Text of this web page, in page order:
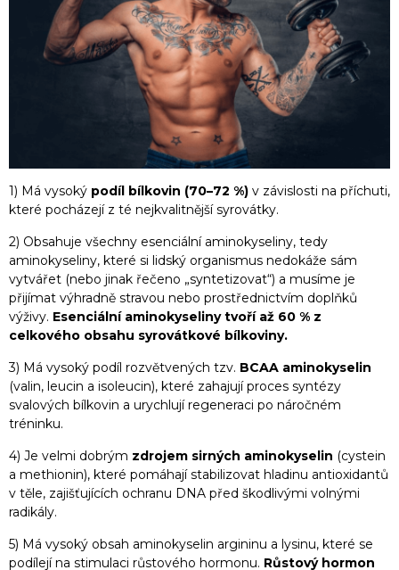
1) Má vysoký podíl bílkovin (70–72 %) v závislosti na příchuti,
které pocházejí z té nejkvalitnější syrovátky.
2) Obsahuje všechny esenciální aminokyseliny, tedy
aminokyseliny, které si lidský organismus nedokáže sám
vytvářet (nebo jinak řečeno „syntetizovat“) a musíme je
přijímat výhradně stravou nebo prostřednictvím doplňků
výživy. Esenciální aminokyseliny tvoří až 60 % z
celkového obsahu syrovátkové bílkoviny.
3) Má vysoký podíl rozvětvených tzv. BCAA aminokyselin
(valin, leucin a isoleucin), které zahajují proces syntézy
svalových bílkovin a urychlují regeneraci po náročném
tréninku.
4) Je velmi dobrým zdrojem sirných aminokyselin (cystein
a methionin), které pomáhají stabilizovat hladinu antioxidantů
v těle, zajišťujících ochranu DNA před škodlivými volnými
radikály.
5) Má vysoký obsah aminokyselin argininu a lysinu, které se
podílejí na stimulaci růstového hormonu. Růstový hormon